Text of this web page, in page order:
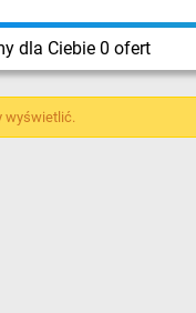
dla Ciebie 0 ofert
wyświetlić.